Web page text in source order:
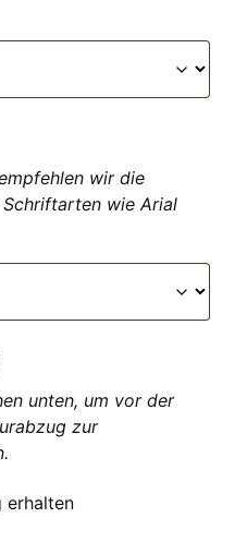
wir die
wie Arial
unten, um vor der
zur
erhalten